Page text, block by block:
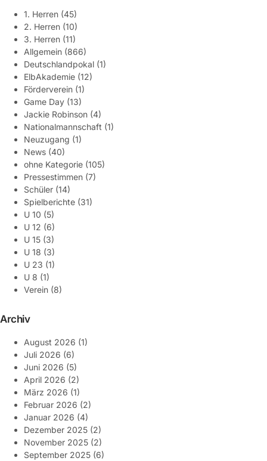
1. Herren (45)
2. Herren (10)
3. Herren (11)
Allgemein (866)
Deutschlandpokal (1)
ElbAkademie (12)
Förderverein (1)
Game Day (13)
Jackie Robinson (4)
Nationalmannschaft (1)
Neuzugang (1)
News (40)
ohne Kategorie (105)
Pressestimmen (7)
Schüler (14)
Spielberichte (31)
U 10 (5)
U 12 (6)
U 15 (3)
U 18 (3)
U 23 (1)
U 8 (1)
Verein (8)
Archiv
August 2026 (1)
Juli 2026 (6)
Juni 2026 (5)
April 2026 (2)
März 2026 (1)
Februar 2026 (2)
Januar 2026 (4)
Dezember 2025 (2)
November 2025 (2)
September 2025 (6)